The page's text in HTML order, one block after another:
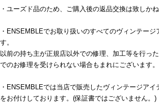
・ユーズド品のため、ご購入後の返品交換は致しかね
・ENSEMBLEでお取り扱いのすべてのヴィンテー
す。
以前の持ち主が正規店以外での修理、加工等を行っ
でのお修理を受けられない場合もまれにございます。
・ENSEMBLEでは当店で販売したヴィンテージア
をお付けしております。(保証書ではございません。)